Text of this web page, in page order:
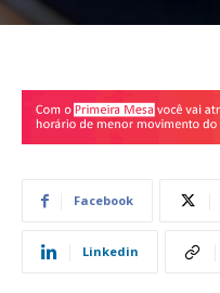
Facebook
Linkedin